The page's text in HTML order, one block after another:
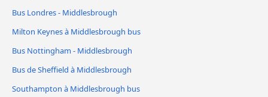
Bus Londres - Middlesbrough
Milton Keynes à Middlesbrough bus
Bus Nottingham - Middlesbrough
Bus de Sheffield à Middlesbrough
Southampton à Middlesbrough bus